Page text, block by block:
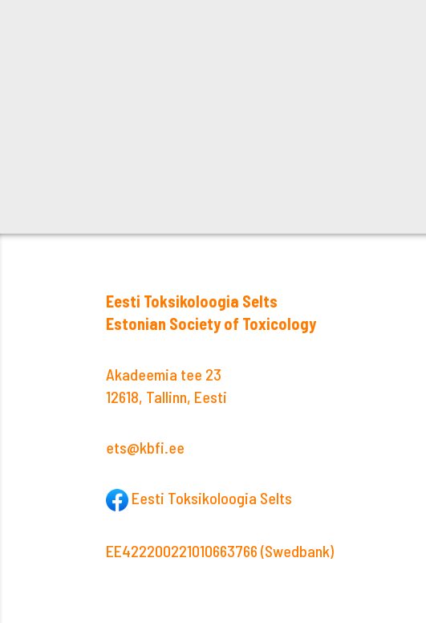
Eesti Toksikoloogia Selts
Estonian Society of Toxicology
Akadeemia tee 23
12618, Tallinn, Eesti
ets@kbfi.ee
Eesti Toksikoloogia Selts
EE422200221010663766 (Swedbank)